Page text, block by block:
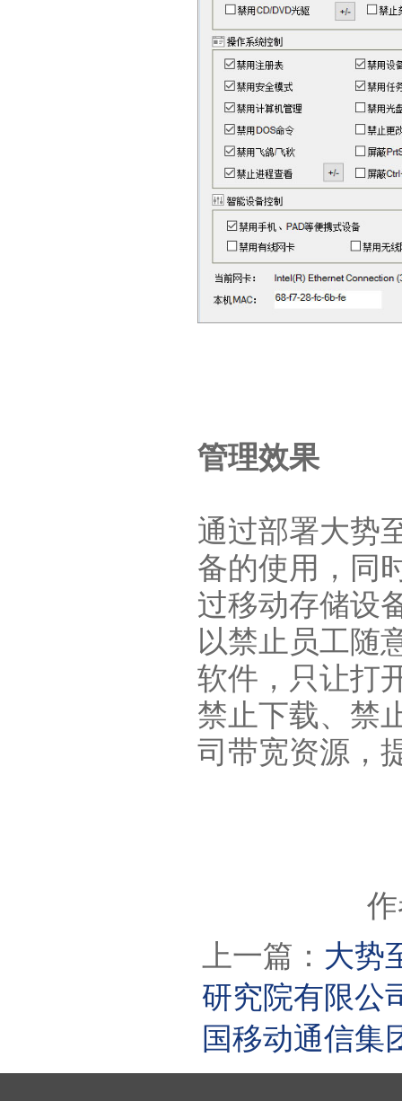
管理效果
通过部署大势
备的使用，同
过移动存储设
以禁止员工随
软件，只让打
禁止下载、禁
司带宽资源，
上一篇： 大势
研究院有限公
国移动通信集